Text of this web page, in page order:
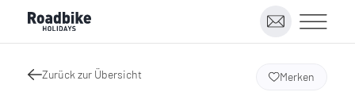
Zurück zur Übersicht Merken